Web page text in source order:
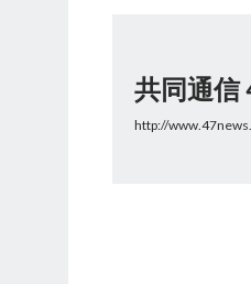
共同通信
http://